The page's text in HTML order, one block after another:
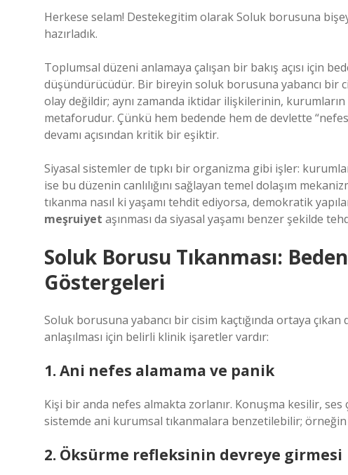
Herkese selam! Destekegitim olarak Soluk borusuna
hazırladık.
Toplumsal düzeni anlamaya çalışan bir bakış açısı için
düşündürücüdür. Bir bireyin soluk borusuna yabancı bir
olay değildir; aynı zamanda iktidar ilişkilerinin, kurumların
metaforudur. Çünkü hem bedende hem de devlette
devamı açısından kritik bir eşiktir.
Siyasal sistemler de tıpkı bir organizma gibi işler:
ise bu düzenin canlılığını sağlayan temel dolaşım
tıkanma nasıl ki yaşamı tehdit ediyorsa, demokratik
meşruiyet aşınması da siyasal yaşamı benzer şekilde
Soluk Borusu Tıkanması:
Göstergeleri
Soluk borusuna yabancı bir cisim kaçtığında ortaya
anlaşılması için belirli klinik işaretler vardır:
1. Ani nefes alamama ve panik
Kişi bir anda nefes almakta zorlanır. Konuşma kesilir,
sistemde ani kurumsal tıkanmalara benzetilebilir;
2. Öksürme refleksinin devreye girmesi